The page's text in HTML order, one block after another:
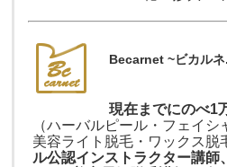
Becarnet ~ビカル
現在までにのべ1
（ハーバルピール・フェイシ
美容ライト脱毛・ワックス脱
ル公認インストラクター講師